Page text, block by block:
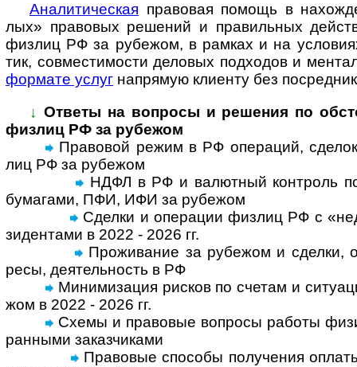
Ана­ли­ти­че­с­кая пра­во­вая по­мощь в
лых» пра­во­вых ре­ше­ний и пра­ви­ль­ных
физ­лиц РФ за рубе­жом, в рам­ках и на
тик, сов­мес­ти­мо­сти дело­вых под­хо­дов и
фор­мате услуг на­пря­мую кли­енту без
↓ Ответы на вопросы и реше­ния по
физ­лиц РФ за рубежом
Правовой режим в РФ операций,
лиц РФ за рубе­жом
НДФЛ в РФ и валютный контроль
бума­гами, ПФИ, ИФИ за рубе­жом
Сделки и операции физ­лиц РФ с
зи­ден­тами в 2022 - 2026 гг.
Проживание за рубежом и сделки,
ресы, дея­тель­ность в РФ
Минимизация рисков по счетам и
жом в 2022 - 2026 гг.
Схемы и правовые вопросы работы
ран­ными заказ­чи­ками
Правовые способы полу­че­ния